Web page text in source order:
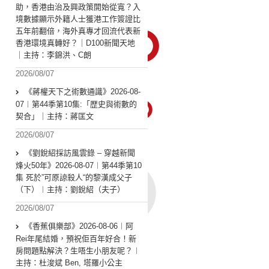
助，香港由治及興政策開始從寬？入
境數據顯示外籍人士獲港工作簽證比
五年前翻倍，海外真專才回流代表新
香港環境真轉好？｜D100新聞天地
｜主持：李錦洪、C朗
2026/08/07
《蔣權天下之術數通識》2026-08-
07︱第44季第10集:「歴史與術數的
契合」｜主持：蔣匡文
2026/08/07
《劉銳紹採訪風雲錄 – 穿越新聞
烽火50年》2026-08-07︱第44季第10
集 死於”可原諒殺人“的黎漢成父子
（下）︱主持：劉銳紹（夫子）
2026/08/07
《香蕉俱樂部》2026-08-06︱阿
Rei年尾結婚，預祝佢百年好合！新
房問題點解決？生唔生小朋友呢？︱
主持：杜浚斌 Ben, 塔羅小公主